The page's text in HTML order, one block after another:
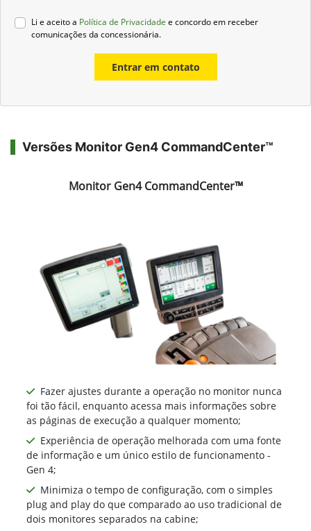
Li e aceito a Política de Privacidade e concordo em receber
comunicações da concessionária.
Entrar em contato
Versões Monitor Gen4 CommandCenter™
Monitor Gen4 CommandCenter™
Fazer ajustes durante a operação no monitor nunca
foi tão fácil, enquanto acessa mais informações sobre
as páginas de execução a qualquer momento;
Experiência de operação melhorada com uma fonte
de informação e um único estilo de funcionamento -
Gen 4;
Minimiza o tempo de configuração, com o simples
plug and play do que comparado ao uso tradicional de
dois monitores separados na cabine;